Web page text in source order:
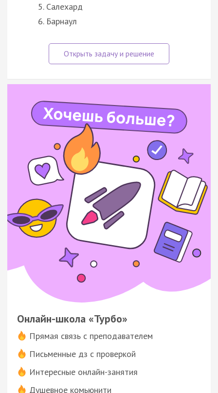
Салехард
Барнаул
Онлайн-школа «Турбо»
Прямая связь с преподавателем
Письменные дз с проверкой
Интересные онлайн-занятия
Душевное комьюнити